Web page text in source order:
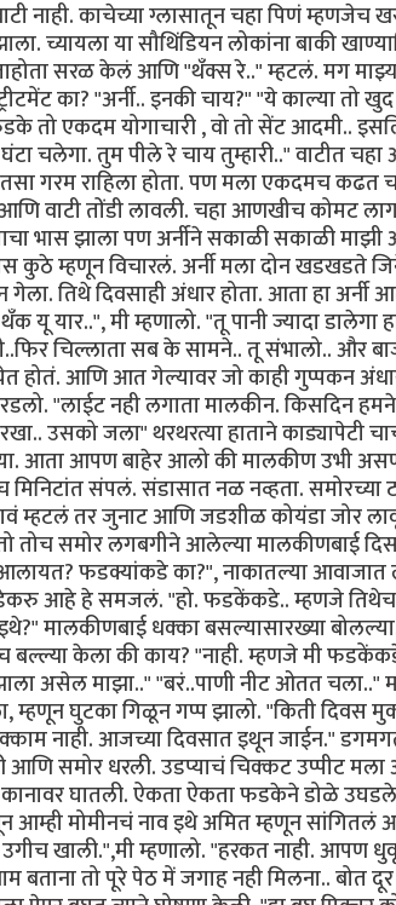
नाही. काचेच्या ग्लासातून चहा पिणं म्हणजेच
च्यायला या सौथिंडियन लोकांना बाकी
सरळ केलं आणि "थँक्स रे.." म्हटलं. मग
का? "अर्नी.. इनकी चाय?" "ये काल्या तो
तो एकदम योगाचारी , वो तो सेंट आदमी..
चलेगा. तुम पीले रे चाय तुम्हारी.." वाटीत
गरम राहिला होता. पण मला एकदमच कढत
वाटी तोंडी लावली. चहा आणखीच कोमट
भास झाला पण अर्नीने सकाळी सकाळी
कुठे म्हणून विचारलं. अर्नी मला दोन खडखडते
तिथे दिवसाही अंधार होता. आता हा
यू यार..", मी म्हणालो. "तू पानी ज्यादा
चिल्लाता सब के सामने.. तू संभालो.. और
होतं. आणि आत गेल्यावर जो काही गुप्पकन
"लाईट नही लगाता मालकीन. किसदिन
उसको जला" थरथरत्या हाताने काड्यापेटी
आता आपण बाहेर आलो की मालकीण उभी
मिनिटांत संपलं. संडासात नळ नव्हता.
म्हटलं तर जुनाट आणि जडशीळ कोयंडा जोर
तोच समोर लगबगीने आलेल्या मालकीणबाई
फडक्यांकडे का?", नाकातल्या आवाजात
आहे हे समजलं. "हो. फडकेंकडे.. म्हणजे तिथेच ..
मालकीणबाई धक्का बसल्यासारख्या
बल्ल्या केला की काय? "नाही. म्हणजे मी
असेल माझा.." "बरं..पाणी नीट ओतत
म्हणून घुटका गिळून गप्प झालो. "किती दिवस
नाही. आजच्या दिवसात इथून जाईन."
आणि समोर धरली. उडप्याचं चिक्कट उप्पीट
कानावर घातली. ऐकता ऐकता फडकेने डोळे
आम्ही मोमीनचं नाव इथे अमित म्हणून
खाली.",मी म्हणालो. "हरकत नाही. आपण
बताना तो पूरे पेठ में जगाह नही मिलना.. बोत